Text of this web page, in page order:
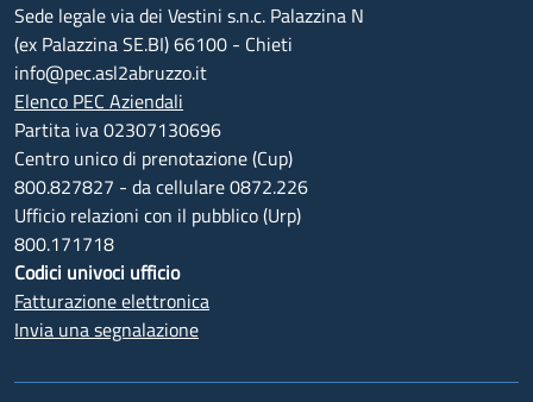
Sede legale via dei Vestini s.n.c. Palazzina N
(ex Palazzina SE.BI) 66100 - Chieti
info@pec.asl2abruzzo.it
Elenco PEC Aziendali
Partita iva 02307130696
Centro unico di prenotazione (Cup)
800.827827 - da cellulare 0872.226
Ufficio relazioni con il pubblico (Urp)
800.171718
Codici univoci ufficio
Fatturazione elettronica
Invia una segnalazione